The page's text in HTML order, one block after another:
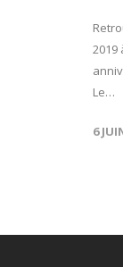
2019
Le…
6